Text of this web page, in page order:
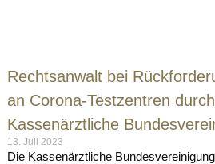
Rechtsanwalt bei
an Corona-Testzentren
Kassenärztliche
13. Juli 2023
Die Kassenärztliche